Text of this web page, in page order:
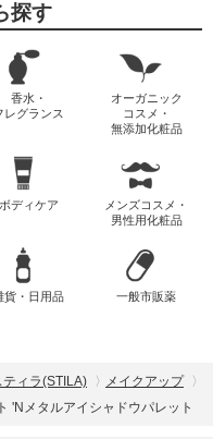
探す
香水・
レグランス
オーガニック
コスメ・
無添加化粧品
ボディケア
メンズコスメ・
男性用化粧品
貨・日用品 一般市販薬
ティラ(STILA)
メイクアップ
'Nメタルアイシャドウパレット